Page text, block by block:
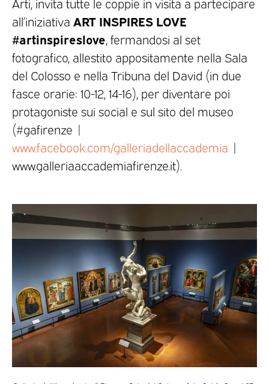
all’iniziativa ART INSPIRES LOVE
#artinspireslove , fermandosi al set
fotografico, allestito appositamente nella Sala
del Colosso e nella Tribuna del David (in due
fasce orarie: 10-12, 14-16), per diventare poi
protagoniste sui social e sul sito del museo
(#gafirenze |
www.facebook.com/galleriadellaccademia |
www.galleriaaccademiafirenze.it).